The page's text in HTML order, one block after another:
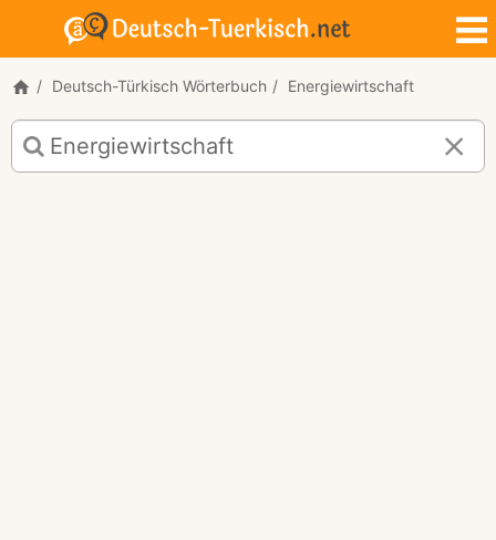
Deutsch-Türkisch Wörterbuch Energiewirtschaft
Deutsch-
Türkisch
Übersetzung